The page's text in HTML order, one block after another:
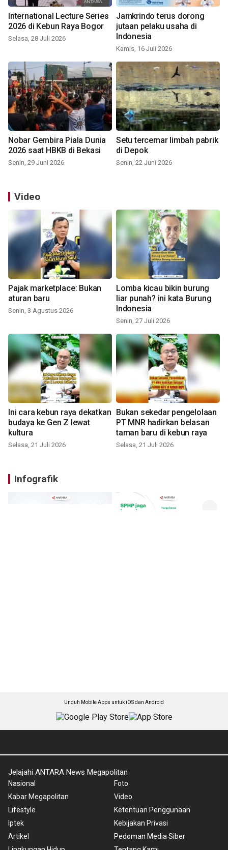
International Lecture Series
2026 di Kebun Raya Bogor
Selasa, 28 Juli 2026
Jamkrindo terus dorong
jutaan pelaku usaha di
Indonesia
Kamis, 16 Juli 2026
Nobar Gembira Piala Dunia
2026 saat HBKB di Bekasi
Senin, 29 Juni 2026
Setu tercemar limbah pabrik
di Depok
Senin, 22 Juni 2026
Video
Pajak marketplace: Bukan
aturan baru
Senin, 3 Agustus 2026
Lomba kicau bikin burung
liar punah? ini kata Burung
Indonesia
Senin, 27 Juli 2026
Ini cara kebun raya dekatkan
budaya ke Gen Z lewat
kultura
Selasa, 21 Juli 2026
Bukan sekedar pengelolaan
PT MNR hadirkan belasan
taman baru di kebun raya
Selasa, 21 Juli 2026
Infografik
Unduh Mobile Apps untuk iOS dan Android
Jelajahi ANTARA News Megapolitan
Nasional
Kabar Megapolitan
Lifestyle
Iptek
Artikel
Foto
Video
Ketentuan Penggunaan
Kebijakan Privasi
Pedoman Media Siber